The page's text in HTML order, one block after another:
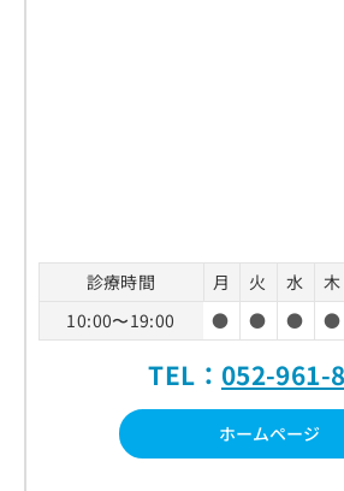
診療時間 月 火 水 木
10:00〜19:00
● ● ● ●
TEL： 052-961-
ホームページ